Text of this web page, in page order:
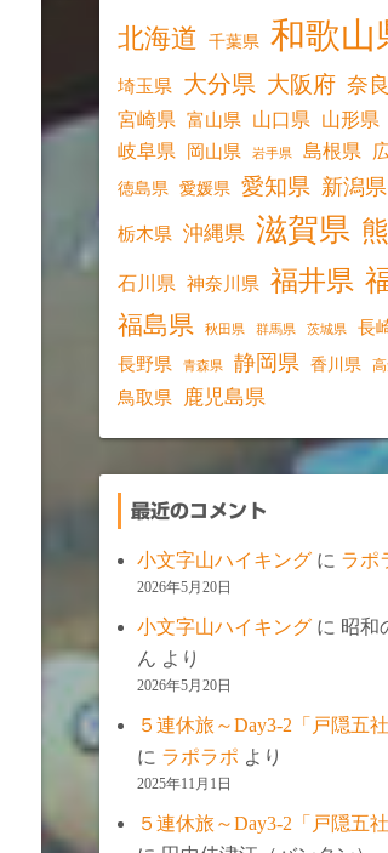
北海道
千葉県 和歌山
埼玉県 大分県 大阪府 奈
宮崎県 富山県 山口県 山形県
岐阜県 岡山県 岩手県 島根県
徳島県 愛媛県 愛知県 新潟県
栃木県 沖縄県 滋賀県
石川県 神奈川県 福井県
福島県 秋田県 群馬県 茨城県 長
長野県 青森県 静岡県 香川県
鳥取県 鹿児島県
最近のコメント
小文字山ハイキング に ラポ
2026年5月20日
小文字山ハイキング に 昭和
ん より
2026年5月20日
５連休旅～Day3-2「戸隠五
に ラポラポ より
2025年11月1日
５連休旅～Day3-2「戸隠五